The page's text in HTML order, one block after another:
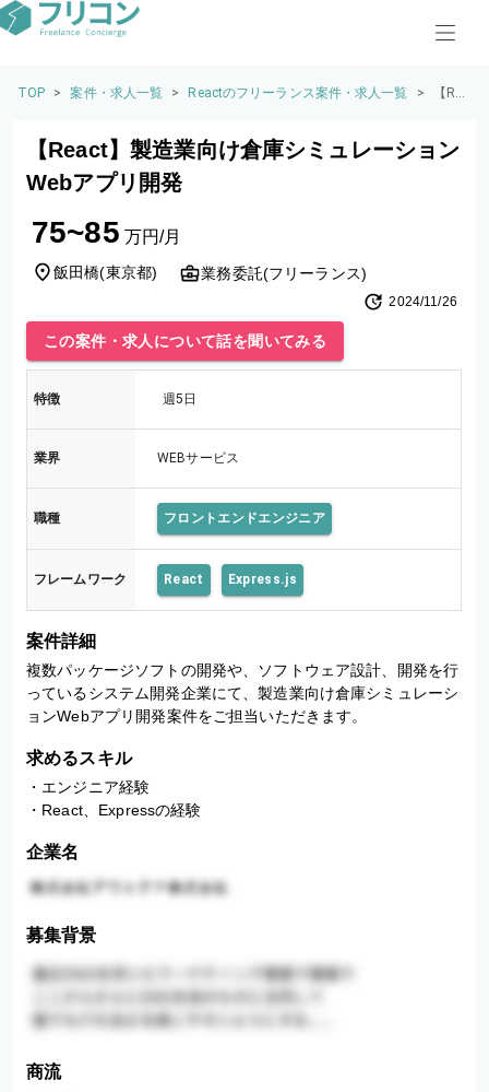
TOP > 案件・求人一覧 > Reactのフリーランス案件・求人一覧 >
【Re
業向
リ開
【React】製造業向け倉庫シミュレーション
Webアプリ開発
75~85 万円/月
飯田橋(東京都) 業務委託(フリーランス)
2024/11/26
この案件・求人について話を聞いてみる
特徴 週5日
業界 WEBサービス
職種 フロントエンドエンジニア
フレームワーク React Express.js
案件詳細
複数パッケージソフトの開発や、ソフトウェア設計、開発を行
っているシステム開発企業にて、製造業向け倉庫シミュレーシ
ョンWebアプリ開発案件をご担当いただきます。
求めるスキル
・エンジニア経験
・React、Expressの経験
企業名
募集背景
商流